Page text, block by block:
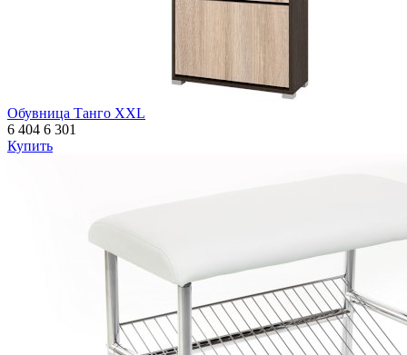
Обувница Танго XХL
6 404 6 301
Купить